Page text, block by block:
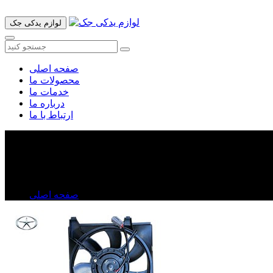
لوازم یدکی جک
صفحه اصلی
محصولات ما
خدمات ما
درباره ما
ارتباط با ما
صفحه اصلی